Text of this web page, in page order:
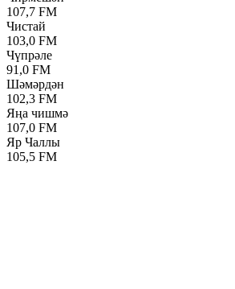
107,7 FM
Чистай
103,0 FM
Чүпрәле
91,0 FM
Шәмәрдән
102,3 FM
Яңа чишмә
107,0 FM
Яр Чаллы
105,5 FM